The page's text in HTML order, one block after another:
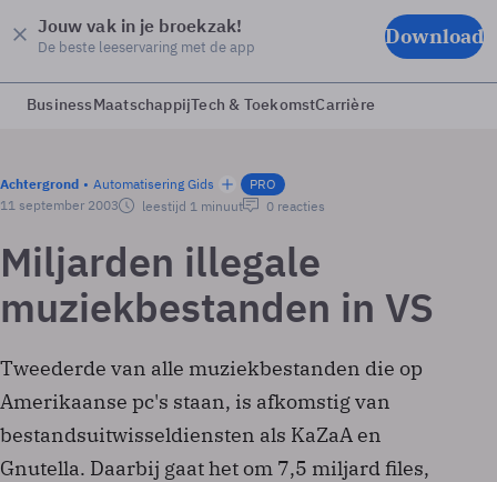
Jouw vak in je broekzak!
De beste leeservaring met de app Download
BusinessMaatschappijTech & ToekomstCarrière
Achtergrond Automatisering Gids
PRO
11 september 2003
leestijd 1 minuut 0 reacties
Miljarden illegale
muziekbestanden in VS
Tweederde van alle muziekbestanden die op
Amerikaanse pc's staan, is afkomstig van
bestandsuitwisseldiensten als KaZaA en
Gnutella. Daarbij gaat het om 7,5 miljard files,